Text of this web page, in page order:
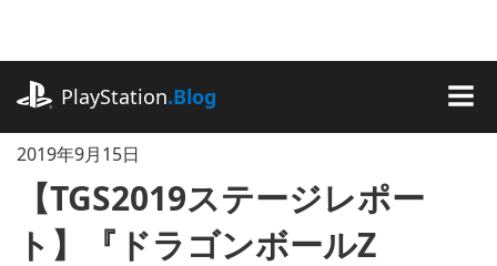
に
キ
ッ
プ
PlayStation.Blog
2019年9月15日
【TGS2019ステージレポー
ト】『ドラゴンボールZ